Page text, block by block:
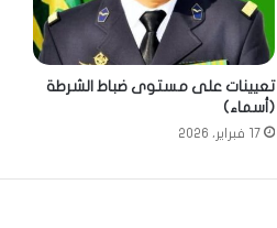
تعيينات على مستوى ضباط الشرطة
(أسماء)
17 فبراير، 2026